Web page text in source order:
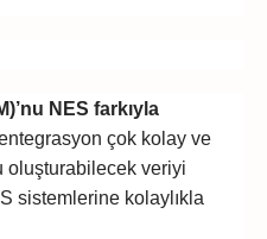
NES farkıyla
çok kolay ve
oluşturabilecek veriyi
sistemlerine kolaylıkla